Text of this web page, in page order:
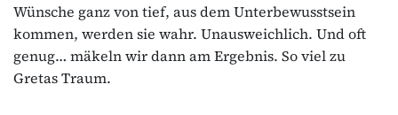
Wünsche ganz von tief, aus dem Unterbewusstsein
kommen, werden sie wahr. Unausweichlich. Und oft
genug… mäkeln wir dann am Ergebnis. So viel zu
Gretas Traum.